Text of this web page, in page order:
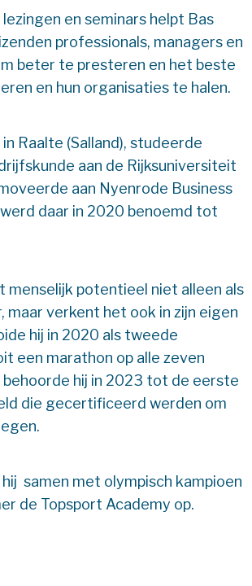
lezingen en seminars helpt Bas
professionals, managers en
beter te presteren en het beste
en hun organisaties te halen.
Raalte (Salland), studeerde
aan de Rijksuniversiteit
aan Nyenrode Business
daar in 2020 benoemd tot
menselijk potentieel niet alleen als
maar verkent het ook in zijn eigen
hij in 2020 als tweede
een marathon op alle zeven
hij in 2023 tot de eerste
die gecertificeerd werden om
samen met olympisch kampioen
de Topsport Academy op.